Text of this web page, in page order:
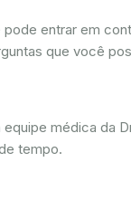
entrar em
que você
médica da
tempo.